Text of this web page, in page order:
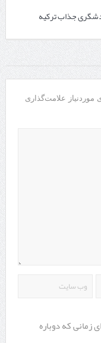
جذاب ترکیه
علامت‌گذاری
زمانی که دوباره